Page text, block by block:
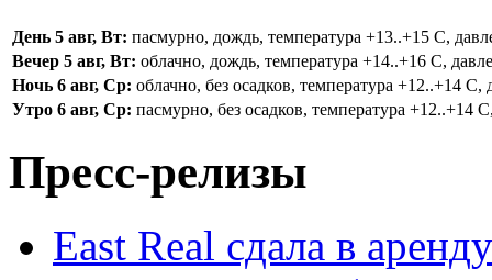
День 5 авг, Вт: пасмурно, дождь, температура +13..+15 С,
Вечер 5 авг, Вт: облачно, дождь, температура +14..+16 С,
Ночь 6 авг, Ср: облачно, без осадков, температура +12..+14
Утро 6 авг, Ср: пасмурно, без осадков, температура +12..+14
Пресс-релизы
East Real сдала в